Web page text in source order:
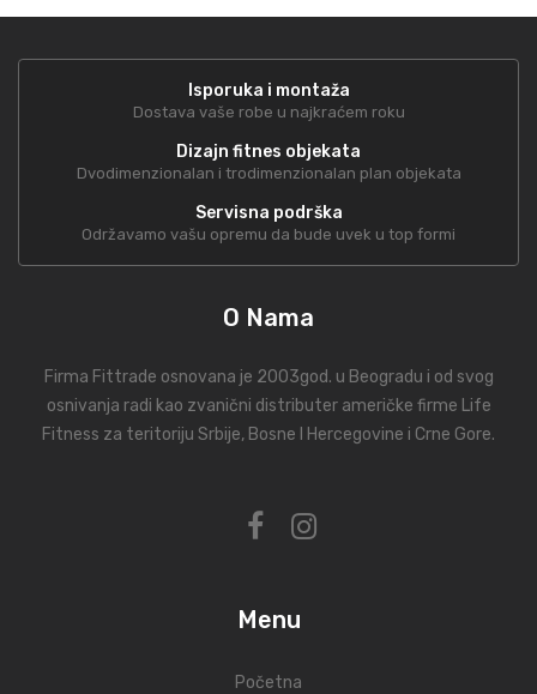
Isporuka i montaža
Dostava vaše robe u najkraćem roku
Dizajn fitnes objekata
Dvodimenzionalan i trodimenzionalan plan objekata
Servisna podrška
Održavamo vašu opremu da bude uvek u top formi
O Nama
Firma Fittrade osnovana je 2003god. u Beogradu i od svog
osnivanja radi kao zvanični distributer američke firme Life
Fitness za teritoriju Srbije, Bosne I Hercegovine i Crne Gore.
Menu
Početna